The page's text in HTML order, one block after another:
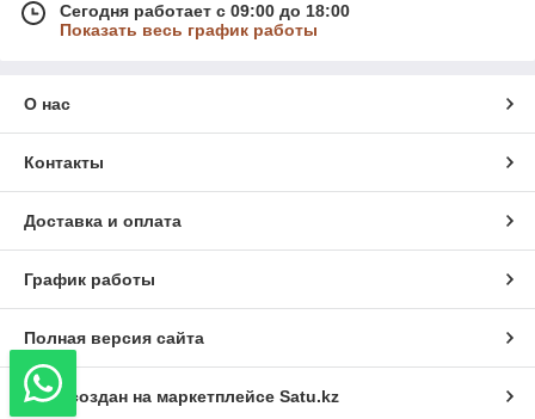
Сегодня работает с 09:00 до 18:00
Показать весь график работы
О нас
Контакты
Доставка и оплата
График работы
Полная версия сайта
Сайт создан на маркетплейсе Satu.kz